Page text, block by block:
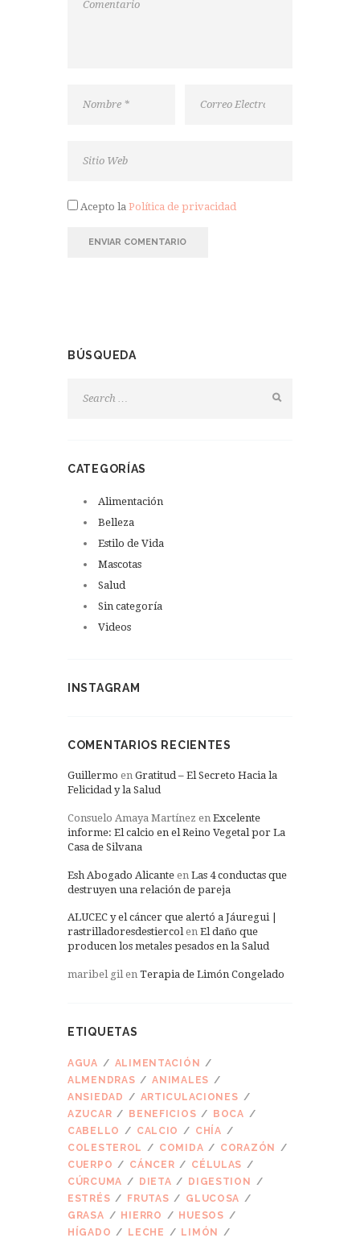
Acepto la Política de privacidad
BÚSQUEDA
CATEGORÍAS
Alimentación
Belleza
Estilo de Vida
Mascotas
Salud
Sin categoría
Videos
INSTAGRAM
COMENTARIOS RECIENTES
Guillermo en Gratitud – El Secreto Hacia la
Felicidad y la Salud
Consuelo Amaya Martínez en Excelente
informe: El calcio en el Reino Vegetal por La
Casa de Silvana
Esh Abogado Alicante en Las 4 conductas que
destruyen una relación de pareja
ALUCEC y el cáncer que alertó a Jáuregui |
rastrilladoresdestiercolen El daño que
producen los metales pesados en la Salud
maribel gilen Terapia de Limón Congelado
ETIQUETAS
AGUA
ALIMENTACIÓN
ALMENDRAS
ANIMALES
ANSIEDAD
ARTICULACIONES
AZUCAR
BENEFICIOS
BOCA
CABELLO
CALCIO
CHÍA
COLESTEROL
COMIDA
CORAZÓN
CUERPO
CÁNCER
CÉLULAS
CÚRCUMA
DIETA
DIGESTION
ESTRÉS
FRUTAS
GLUCOSA
GRASA
HIERRO
HUESOS
HÍGADO
LECHE LIMÓN